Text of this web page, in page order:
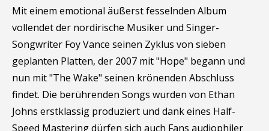
Mit einem emotional äußerst fesselnden Album
vollendet der nordirische Musiker und Singer-
Songwriter Foy Vance seinen Zyklus von sieben
geplanten Platten, der 2007 mit "Hope" begann und
nun mit "The Wake" seinen krönenden Abschluss
findet. Die berührenden Songs wurden von Ethan
Johns erstklassig produziert und dank eines Half-
Speed Mastering dürfen sich auch Fans audiophiler